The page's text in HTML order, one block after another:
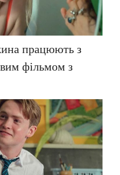
працюють з
фільмом з